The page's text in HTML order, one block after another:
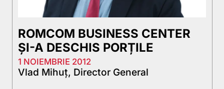
ROMCOM BUSINESS CENTER
ŞI-A DESCHIS PORȚILE
1 NOIEMBRIE 2012
Vlad Mihuț, Director General